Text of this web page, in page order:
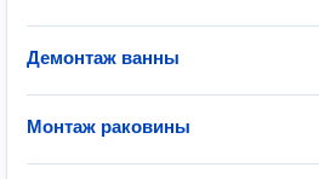
Демонтаж ванны
Монтаж раковины